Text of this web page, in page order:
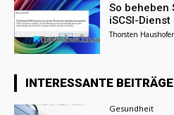
So beheben
iSCSI-
Thorsten Haushofer
INTERESSANTE BEITRÄGE
Gesundheit